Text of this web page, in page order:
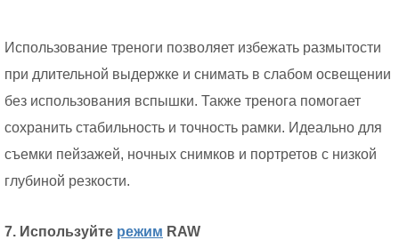
Использование треноги позволяет избежать размытости
при длительной выдержке и снимать в слабом освещении
без использования вспышки. Также тренога помогает
сохранить стабильность и точность рамки. Идеально для
съемки пейзажей, ночных снимков и портретов с низкой
глубиной резкости.
7. Используйте режим RAW